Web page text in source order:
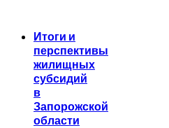
Итоги и
перспективы
жилищных
субсидий
в
Запорожской
области